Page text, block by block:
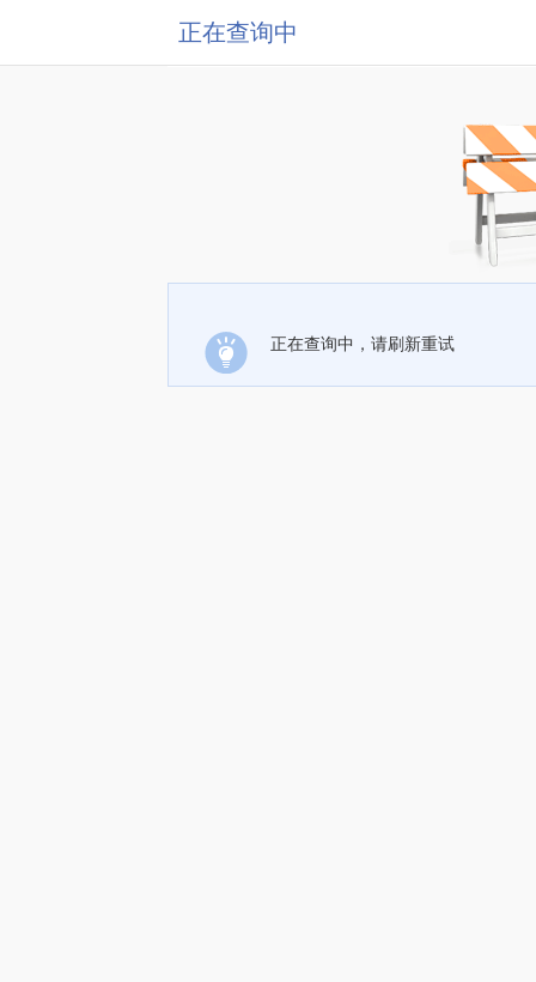
正在查询中
正在查询中，请刷新重试